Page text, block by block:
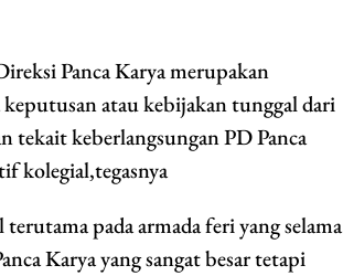
Panca Karya merupakan
atau kebijakan tunggal dari
tekait keberlangsungan PD Panca
kolegial,tegasnya
pada armada feri yang selama
Karya yang sangat besar tetapi